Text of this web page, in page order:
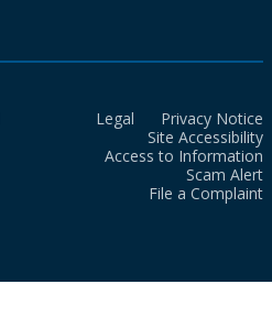
Legal
Privacy Notice
Site Accessibility
Access to Information
Scam Alert
File a Complaint